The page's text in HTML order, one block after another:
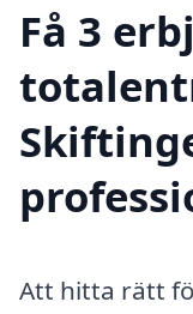
Få 3
Att hitta rätt